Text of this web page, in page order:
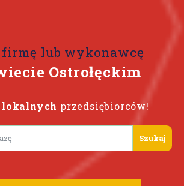
firmę lub wykonawcę
Ostrołęckim
lokalnych przedsiębiorców!